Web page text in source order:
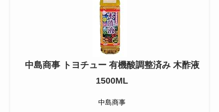
中島商事 トヨチュー 有機酸調整済み 木酢液
1500ML
中島商事